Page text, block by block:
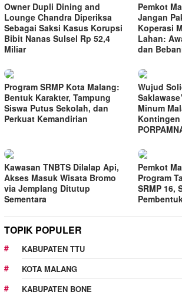
Owner Dupli Dining and
Lounge Chandra Diperiksa
Sebagai Saksi Kasus Korupsi
Bibit Nanas Sulsel Rp 52,4
Miliar
Pemkot
Jangan
Koperasi
Lahan:
dan
Program SRMP Kota Malang:
Bentuk Karakter, Tampung
Siswa Putus Sekolah, dan
Perkuat Kemandirian
Wujud
Minum
Kontingen
Kawasan TNBTS Dilalap Api,
Akses Masuk Wisata Bromo
via Jemplang Ditutup
Sementara
Pemkot
Program
SRMP 16,
TOPIK POPULER
KABUPATEN TTU
KOTA MALANG
KABUPATEN BONE